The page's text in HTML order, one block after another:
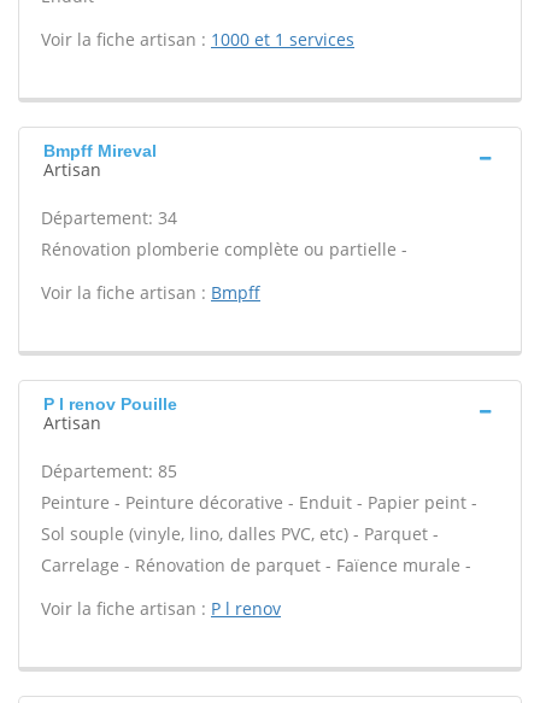
Voir la fiche artisan : 1000 et 1 services
Bmpff Mireval
Artisan
Département: 34
Rénovation plomberie complète ou partielle -
Voir la fiche artisan : Bmpff
P l renov Pouille
Artisan
Département: 85
Peinture - Peinture décorative - Enduit - Papier peint -
Sol souple (vinyle, lino, dalles PVC, etc) - Parquet -
Carrelage - Rénovation de parquet - Faïence murale -
Voir la fiche artisan : P l renov